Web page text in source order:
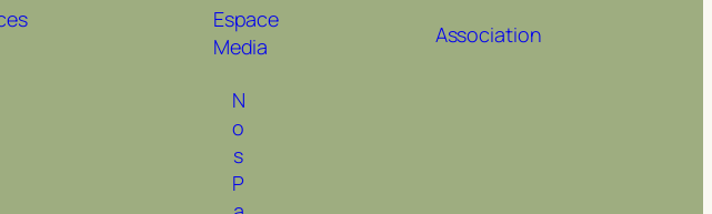
Espace
Media
N
o
s
P
Association